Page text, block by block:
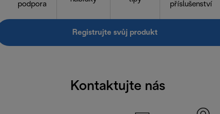
podpora příslušenství
Registrujte svůj produkt
Kontaktujte nás